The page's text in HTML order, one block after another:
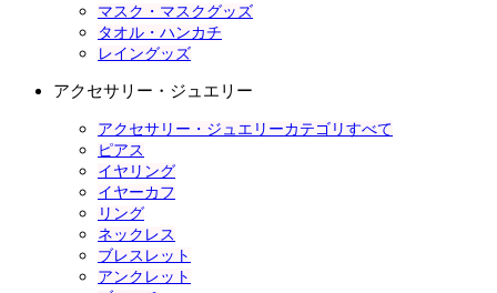
マスク・マスクグッズ
タオル・ハンカチ
レイングッズ
アクセサリー・ジュエリー
アクセサリー・ジュエリーカテゴリすべて
ピアス
イヤリング
イヤーカフ
リング
ネックレス
ブレスレット
アンクレット